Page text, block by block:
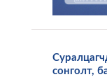
сонголт,